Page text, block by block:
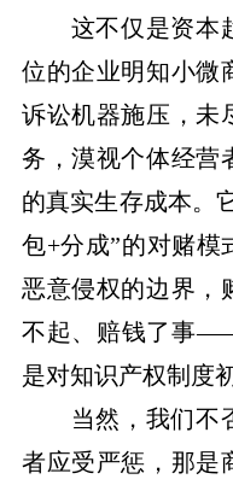
这不仅是资本
位的企业明知小微
诉讼机器施压，未
务，漠视个体经营
的真实生存成本。
包+分成”的对赌模
恶意侵权的边界，
不起、赔钱了事
是对知识产权制度
当然，我们不
者应受严惩，那是